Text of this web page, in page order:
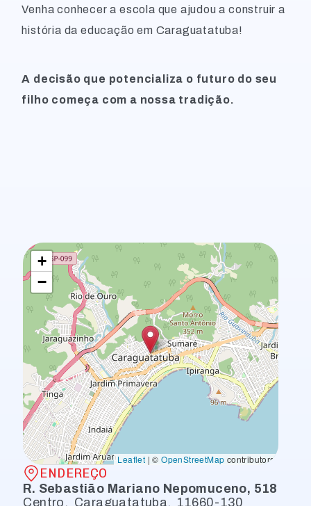
Venha conhecer a escola que ajudou a construir a
história da educação em Caraguatatuba!
A decisão que potencializa o futuro do seu
filho começa com a nossa tradição.
+
−
Leaflet | ©OpenStreetMap contributors
ENDEREÇO
R. Sebastião Mariano Nepomuceno, 518
Centro , Caraguatatuba, 11660-130